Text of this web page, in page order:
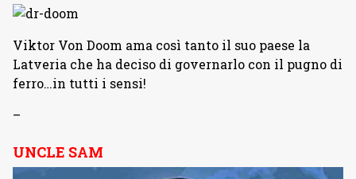
Viktor Von Doom ama così tanto il suo paese la
Latveria che ha deciso di governarlo con il pugno di
ferro…in tutti i sensi!
–
UNCLE SAM